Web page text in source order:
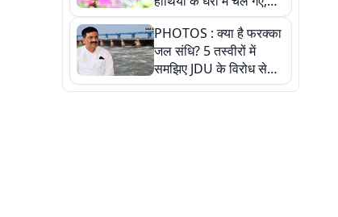
देखें तस्वीरें
PHOTOS : क्या है फरक्का
जल संधि? 5 तस्वीरों में
समझिए JDU के विरोध से
लेकर बिहार पर असर तक